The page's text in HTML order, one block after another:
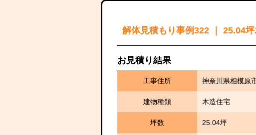
解体見積もり事例322 ｜ 25.04
お見積り結果
工事住所 神奈川県相模原
建物種類 木造住宅
坪数 25.04坪